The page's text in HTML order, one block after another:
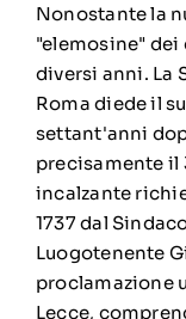
Nonostante la
"elemosine"
diversi anni. La
Roma diede il
settant'anni
precisamente il
incalzante
1737 dal
Luogotenente
proclamazione
Lecce,